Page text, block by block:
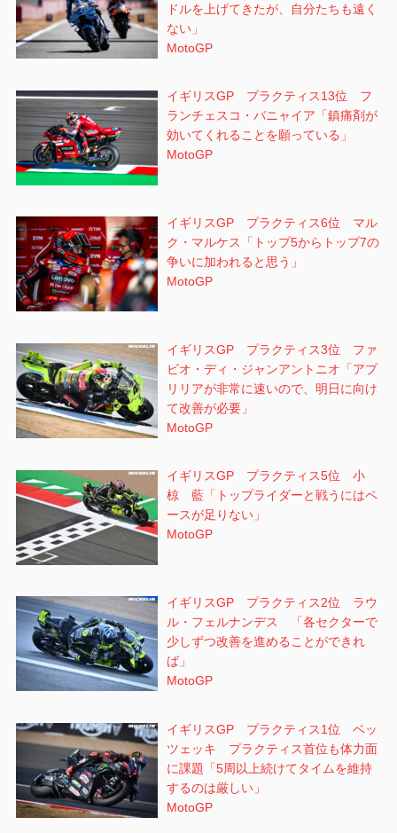
ドルを上げてきたが、自分たちも遠く
ない」
MotoGP
イギリスGP プラクティス13位 フ
ランチェスコ・バニャイア「鎮痛剤が
効いてくれることを願っている」
MotoGP
イギリスGP プラクティス6位 マル
ク・マルケス「トップ5からトップ7の
争いに加われると思う」
MotoGP
イギリスGP プラクティス3位 ファ
ビオ・ディ・ジャンアントニオ「アプ
リリアが非常に速いので、明日に向け
て改善が必要」
MotoGP
イギリスGP プラクティス5位 小
椋 藍「トップライダーと戦うにはペ
ースが足りない」
MotoGP
イギリスGP プラクティス2位 ラウ
ル・フェルナンデス 「各セクターで
少しずつ改善を進めることができれ
ば」
MotoGP
イギリスGP プラクティス1位 ベッ
ツェッキ プラクティス首位も体力面
に課題「5周以上続けてタイムを維持
するのは厳しい」
MotoGP